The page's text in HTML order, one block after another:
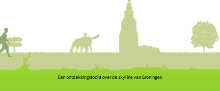
Een ontdekkingstocht over de skyline van Groningen